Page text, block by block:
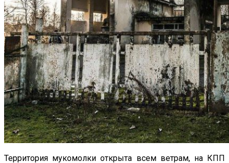
Территория мукомолки открыта всем ветрам, на КПП